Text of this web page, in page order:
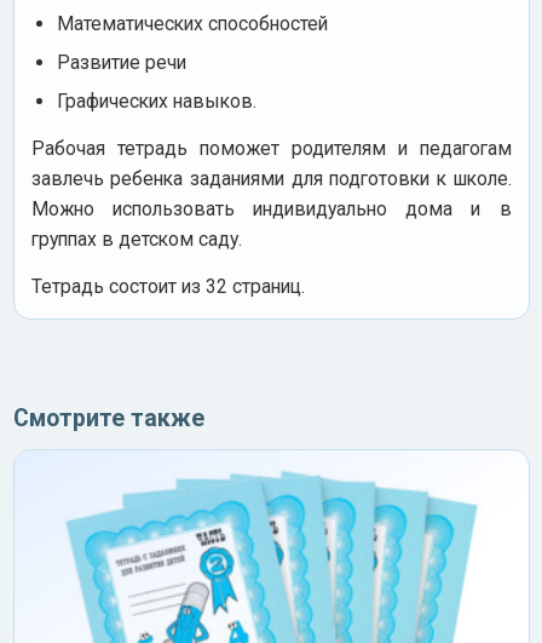
Математических способностей
Развитие речи
Графических навыков.
Рабочая тетрадь поможет родителям и педагогам
завлечь ребенка заданиями для подготовки к школе.
Можно использовать индивидуально дома и в
группах в детском саду.
Тетрадь состоит из 32 страниц.
Смотрите также